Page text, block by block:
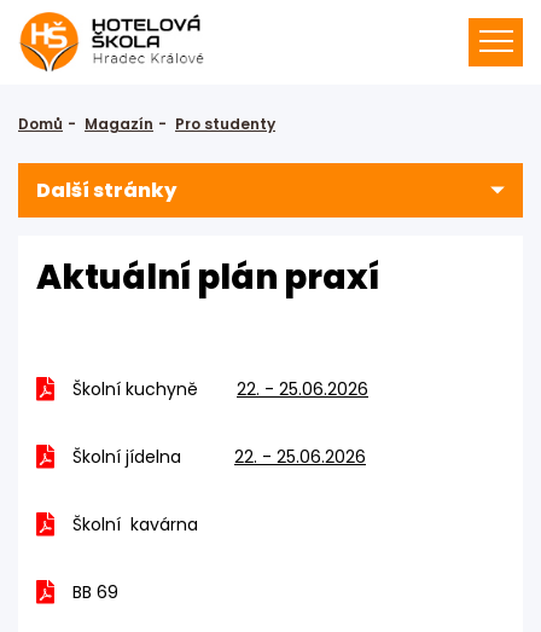
Domů Magazín Pro studenty
Další stránky
Aktuální plán praxí
Školní kuchyně 22. - 25.06.2026
Školní jídelna 22. - 25.06.2026
Školní kavárna
BB 69